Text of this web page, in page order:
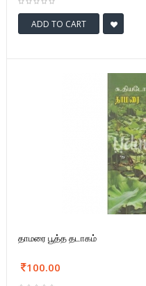
ADD TO CART
தாமரை பூத்த தடாகம்
100.00